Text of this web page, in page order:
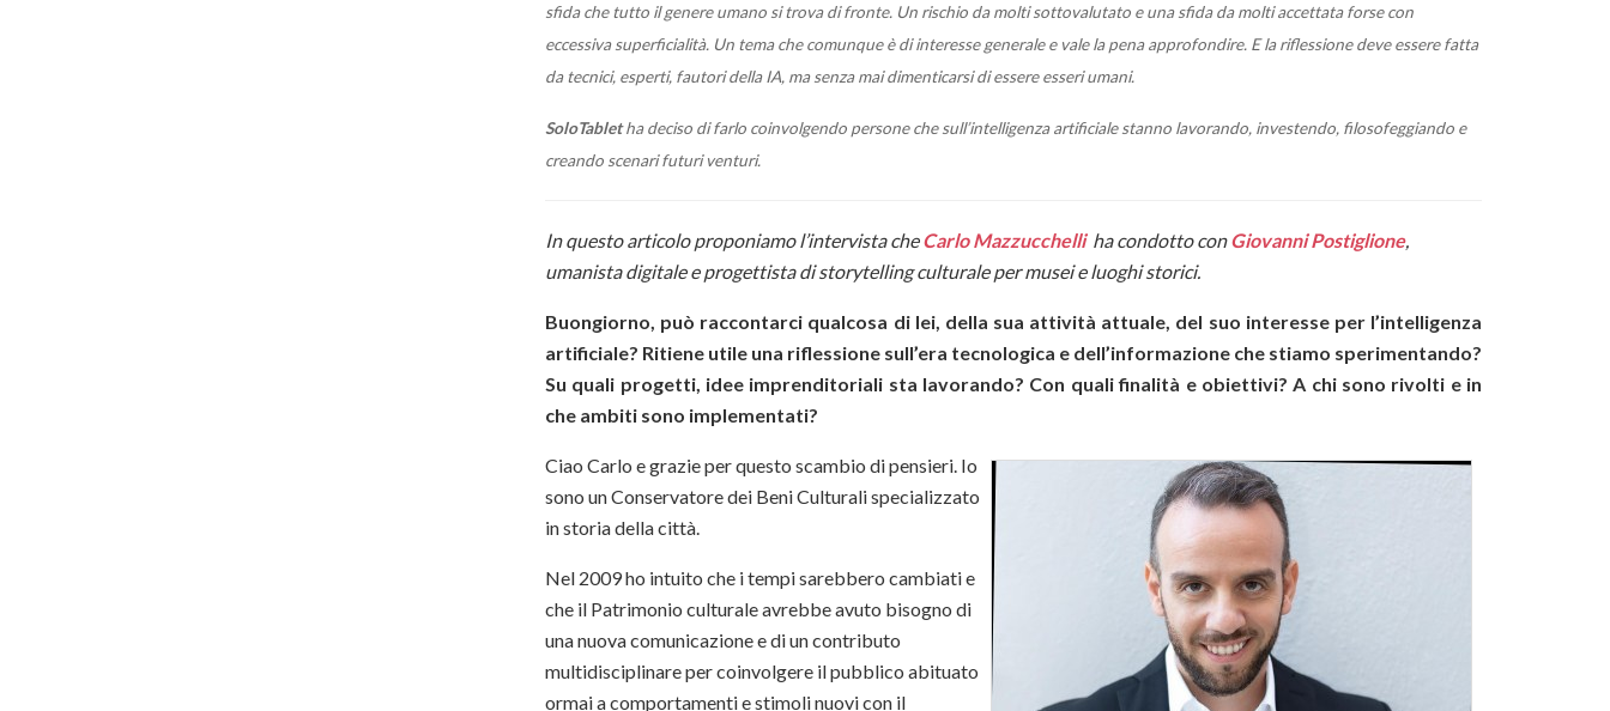
sfida che tutto il genere umano si trova di fronte. Un rischio da molti sottovalutato e una sfida da molti accettata forse con
eccessiva superficialità. Un tema che comunque è di interesse generale e vale la pena approfondire. E la riflessione deve essere fatta
da tecnici, esperti, fautori della IA, ma senza mai dimenticarsi di essere esseri umani.
SoloTabletha deciso di farlo coinvolgendo persone che sull’intelligenza artificiale stanno lavorando, investendo, filosofeggiando e
creando scenari futuri venturi.
In questo articolo proponiamo l’intervista cheCarlo Mazzucchelli ha condotto conGiovanni Postiglione,
umanista digitale e progettista di storytelling culturale per musei e luoghi storici.
Buongiorno, può raccontarci qualcosa di lei, della sua attività attuale, del suo interesse per l’intelligenza
artificiale? Ritiene utile una riflessione sull’era tecnologica e dell’informazione che stiamo sperimentando?
Su quali progetti, idee imprenditoriali sta lavorando? Con quali finalità e obiettivi? A chi sono rivolti e in
che ambiti sono implementati?
Ciao Carlo e grazie per questo scambio di pensieri. Io
sono un Conservatore dei Beni Culturali specializzato
in storia della città.
Nel 2009 ho intuito che i tempi sarebbero cambiati e
che il Patrimonio culturale avrebbe avuto bisogno di
una nuova comunicazione e di un contributo
multidisciplinare per coinvolgere il pubblico abituato
ormai a comportamenti e stimoli nuovi con il